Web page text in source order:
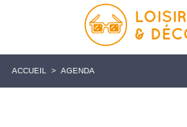
ACCUEIL > AGENDA